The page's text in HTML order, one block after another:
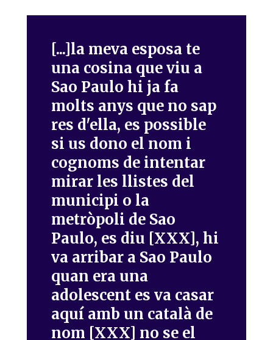
[...]la meva esposa te
una cosina que viu a
Sao Paulo hi ja fa
molts anys que no sap
res d'ella, es possible
si us dono el nom i
cognoms de intentar
mirar les llistes del
municipi o la
metròpoli de Sao
Paulo, es diu [XXX], hi
va arribar a Sao Paulo
quan era una
adolescent es va casar
aquí amb un català de
nom [XXX] no se el